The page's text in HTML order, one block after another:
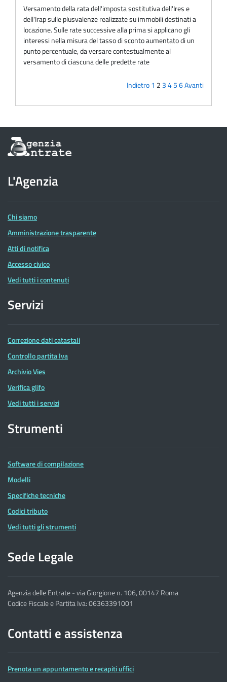
Versamento della rata dell'imposta sostitutiva dell'Ires e
dell'Irap sulle plusvalenze realizzate su immobili destinati a
locazione. Sulle rate successive alla prima si applicano gli
interessi nella misura del tasso di sconto aumentato di un
punto percentuale, da versare contestualmente al
versamento di ciascuna delle predette rate
Indietro1 2 3456Avanti
Informazioni
sul
dell'Agenzia
delle
Entrate
L'Agenzia
Chi siamo
Amministrazione trasparente
Atti di notifica
Accesso civico
Vedi tutti i contenuti
Servizi
Correzione dati catastali
Controllo partita Iva
Archivio Vies
Verifica glifo
Vedi tutti i servizi
Strumenti
Software di compilazione
Modelli
Specifiche tecniche
Codici tributo
Vedi tutti gli strumenti
Sede Legale
Agenzia delle Entrate - via Giorgione n. 106, 00147 Roma
Codice Fiscale e Partita Iva: 06363391001
Contatti e assistenza
Prenota un appuntamento e recapiti uffici